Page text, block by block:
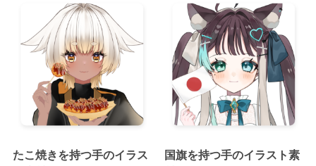
たこ焼きを持つ手のイラス
国旗を持つ手のイラスト素